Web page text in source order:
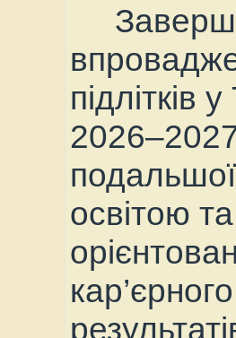
підлітків
освітою